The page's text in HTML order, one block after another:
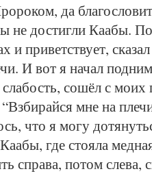
да
не достигли Каабы.
и приветствует,
И вот я начал
сошёл с моих
мне на
что я могу
где стояла
справа, потом слева,